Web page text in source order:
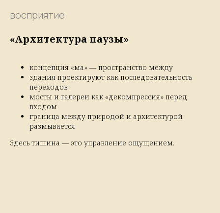
восприятие
«Архитектура паузы»
концепция «ма» — пространство между
здания проектируют как последовательность
переходов
мосты и галереи как «декомпрессия» перед
входом
граница между природой и архитектурой
размывается
Здесь тишина — это управление ощущением.